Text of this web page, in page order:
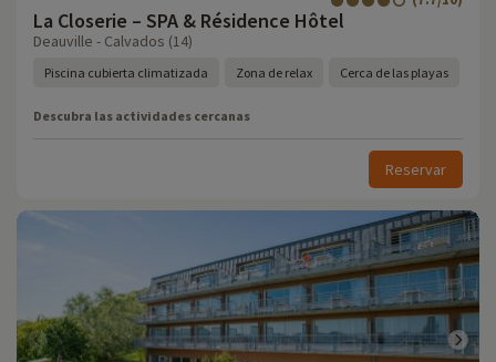
La Closerie – SPA & Résidence Hôtel
Deauville - Calvados (14)
Piscina cubierta climatizada Zona de relax Cerca de las playas
Descubra las actividades cercanas
Reservar